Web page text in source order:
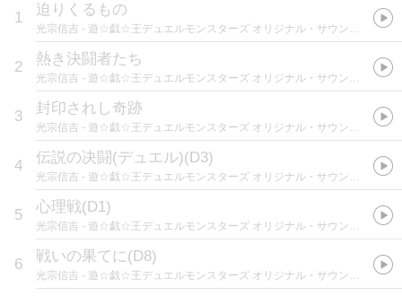
1 迫りくるもの
光宗信吉 - 遊☆戯☆王デュエルモンスターズ オリジナル・サウンドトラック 決闘I
2 熱き決闘者たち
光宗信吉 - 遊☆戯☆王デュエルモンスターズ オリジナル・サウンドトラック 決闘I
3 封印されし奇跡
光宗信吉 - 遊☆戯☆王デュエルモンスターズ オリジナル・サウンドトラック 決闘I
4 伝説の决闘(デュエル)(D3)
光宗信吉 - 遊☆戯☆王デュエルモンスターズ オリジナル・サウンドトラック 決闘II
5 心理戦(D1)
光宗信吉 - 遊☆戯☆王デュエルモンスターズ オリジナル・サウンドトラック 決闘II
6 戦いの果てに(D8)
光宗信吉 - 遊☆戯☆王デュエルモンスターズ オリジナル・サウンドトラック 決闘II